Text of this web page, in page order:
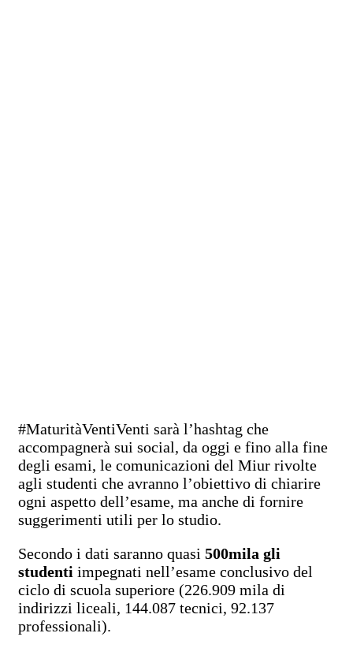
#MaturitàVentiVenti sarà l’hashtag che
accompagnerà sui social, da oggi e fino alla fine
degli esami, le comunicazioni del Miur rivolte
agli studenti che avranno l’obiettivo di chiarire
ogni aspetto dell’esame, ma anche di fornire
suggerimenti utili per lo studio.
Secondo i dati saranno quasi 500mila gli
studenti impegnati nell’esame conclusivo del
ciclo di scuola superiore (226.909 mila di
indirizzi liceali, 144.087 tecnici, 92.137
professionali).